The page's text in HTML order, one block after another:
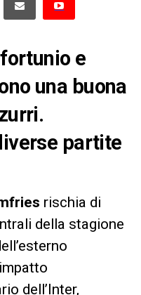
e
una buona
partite
rischia di
della stagione
dell’Inter,